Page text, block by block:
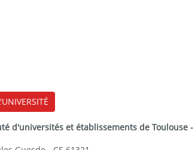
d'universités et établissements de Toulouse -